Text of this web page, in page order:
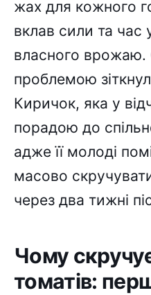
жах для кожного
вклав сили та
власного
проблемою
Киричок, яка у
порадою до
адже її молоді
масово
через два тижні
Чому
томатів: